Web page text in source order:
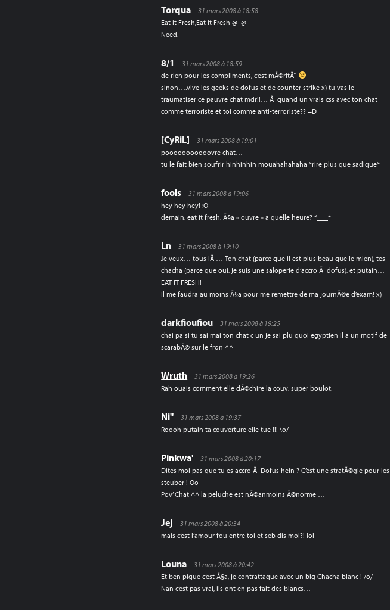
Torqua
31 mars 2008 à 18:58
Eat it Fresh,Eat it Fresh @_@
Need.
8/1
31 mars 2008 à 18:59
de rien pour les compliments, c’est mÃ©ritÃ¨
sinon….vive les geeks de dofus et de counter strike x) tu vas le
traumatiser ce pauvre chat mdr!!… Ã quand un vrais css avec ton chat
comme terroriste et toi comme anti-terroriste?? =D
[CyRiL]
31 mars 2008 à 19:01
pooooooooooovre chat…
tu le fait bien soufrir hinhinhin mouahahahaha *rire plus que sadique*
fools
31 mars 2008 à 19:06
hey hey hey! :O
demain, eat it fresh, Ã§a « ouvre » a quelle heure? *___*
Ln
31 mars 2008 à 19:10
Je veux… tous lÃ … Ton chat (parce que il est plus beau que le mien), tes
chacha (parce que oui, je suis une saloperie d’accro Ã dofus), et putain…
EAT IT FRESH!
Il me faudra au moins Ã§a pour me remettre de ma journÃ©e d’exam! x)
darkfioufiou
31 mars 2008 à 19:25
chai pa si tu sai mai ton chat c un je sai plu quoi egyptien il a un motif de
scarabÃ© sur le fron ^^
Wruth
31 mars 2008 à 19:26
Rah ouais comment elle dÃ©chire la couv, super boulot.
Ni"
31 mars 2008 à 19:37
Roooh putain ta couverture elle tue !!! \o/
Pinkwa'
31 mars 2008 à 20:17
Dites moi pas que tu es accro Ã Dofus hein ? C’est une stratÃ©gie pour les
steuber ! Oo
Pov’ Chat ^^ la peluche est nÃ©anmoins Ã©norme …
Jej
31 mars 2008 à 20:34
mais c’est l’amour fou entre toi et seb dis moi?! lol
Louna
31 mars 2008 à 20:42
Et ben pique c’est Ã§a, je contrattaque avec un big Chacha blanc ! /o/
Nan c’est pas vrai, ils ont en pas fait des blancs…